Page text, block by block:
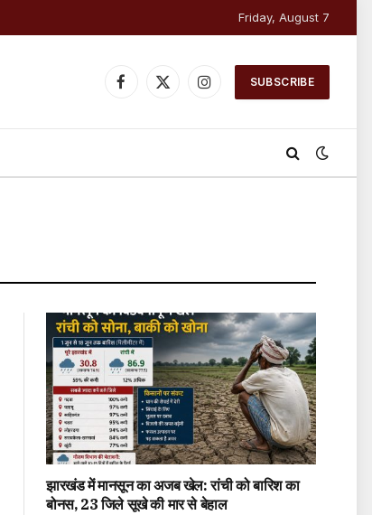
Friday, August 7
Facebook
X
Instagram
SUBSCRIBE
झारखंड में मानसून का अजब खेल: रांची को बारिश का
बोनस, 23 जिले सूखे की मार से बेहाल